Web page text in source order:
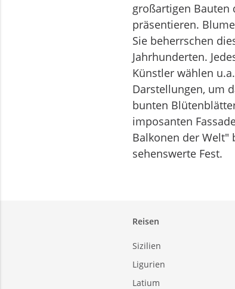
großartigen Bauten
präsentieren.
Sie beherrschen
Jahrhunderten.
Künstler wählen
Darstellungen, um
bunten
imposanten
Balkonen der Welt"
sehenswerte Fest.
Reisen
Sizilien
Ligurien
Latium